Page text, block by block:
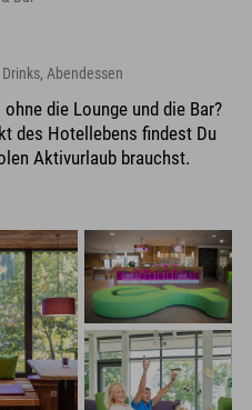
Abendessen
die Lounge und die Bar?
des Hotellebens findest Du
Aktivurlaub brauchst.